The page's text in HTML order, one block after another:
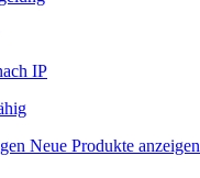
IP
Neue Produkte anzeigen